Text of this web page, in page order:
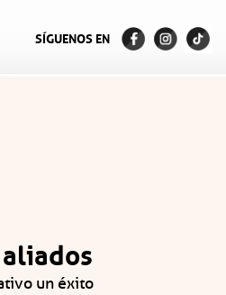
SÍGUENOS EN
un éxito